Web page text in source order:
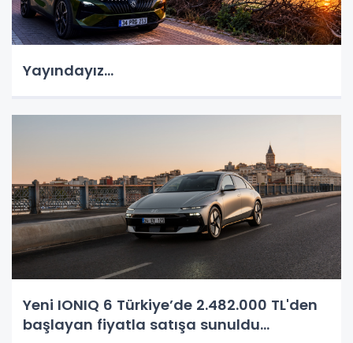
Yayındayız...
Yeni IONIQ 6 Türkiye’de 2.482.000 TL'den
başlayan fiyatla satışa sunuldu...